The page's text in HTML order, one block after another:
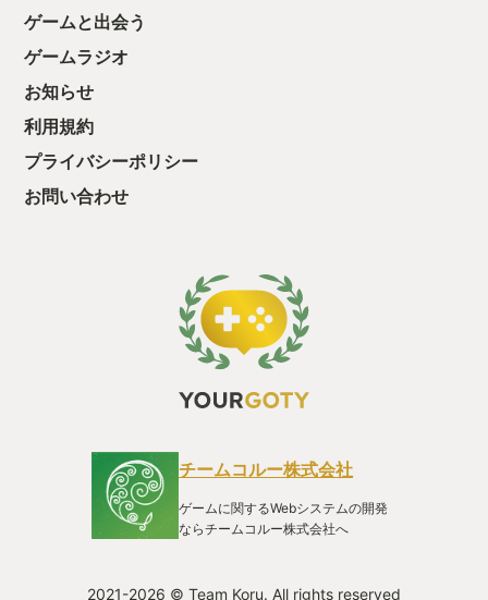
持ち、さらには隠された武器や小ネタなどのイースターエッグ
も恐ろしい数存在し、 1周だけではとても味わえきれないボリ
ュームな上… さらにはプレイアブルキャラを変えてゲーム性を
恐ろしいのが、このVertigo2、 声優など一部は違うのですが 企
てしまったという狂気の産物 未だに我が目を疑っております 別
件でこのゲームの紹介動画を作っておりましたのでこちらに添
付させていただきます。よかったら…
https://youtu.be/gAkBESa3E7E?si=_k44zyvBsQI-OsLN
ゲームと出会う
ゲームラジオ
お知らせ
利用規約
プライバシーポリシー
お問い合わせ
チームコルー株式会社
ゲームに関するWebシステムの開発
ならチームコルー株式会社へ
2021-2026 © Team Koru. All rights reserved